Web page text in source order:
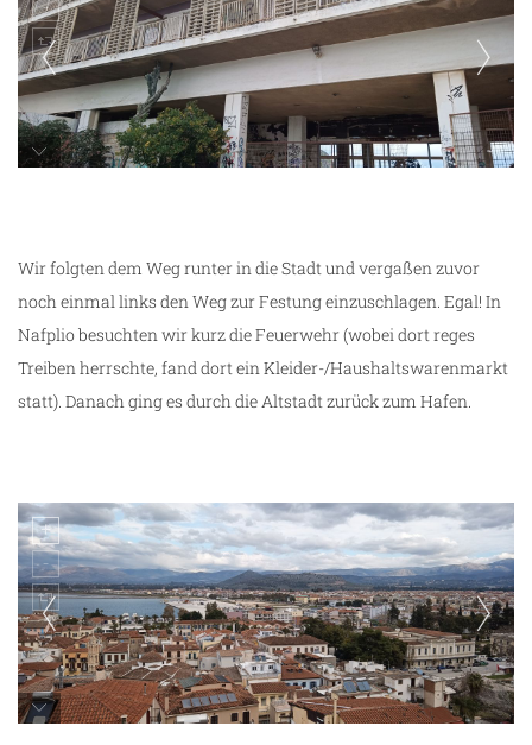
Wir folgten dem Weg runter in die Stadt und vergaßen zuvor
noch einmal links den Weg zur Festung einzuschlagen. Egal! In
Nafplio besuchten wir kurz die Feuerwehr (wobei dort reges
Treiben herrschte, fand dort ein Kleider-/Haushaltswarenmarkt
statt). Danach ging es durch die Altstadt zurück zum Hafen.